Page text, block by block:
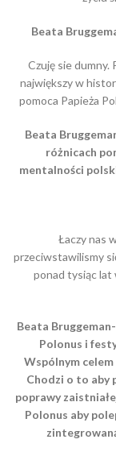
Beata
Czuję sie
największy w
pomoca Papieża
Beata
różnicach
mentalności
Łaczy nas
przeciwstawilismy
ponad tysiąc lat
Beata
Polonus i
Wspólnym
Chodzi o to aby
poprawy
Polonus aby